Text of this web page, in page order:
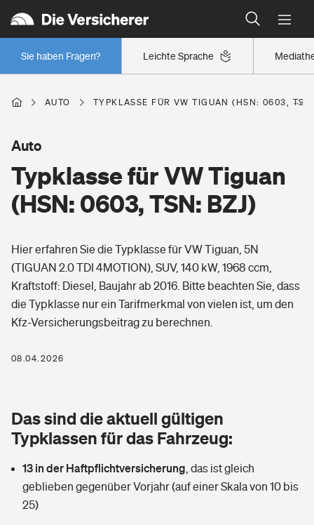
Leichte Sprache
Sie haben Fragen?
Wer versichert was: Jetzt Versicherer finden
Regionalklassen: So ist Ihre Region eingestuft
Wer versichert was: Jetzt Versicherer finden
Berufsunfähigkeitsversicherung
Erwerbsunfähigkeitsversicherung
Grundfähigkeitsversicherung
Arbeitsrechtsschutz
Berufshaftpflichtversicherung
Zur Übersicht
Tools
Wer versichert was: Jetzt Versicherer finden
Wohnen
Elementarversicherung
Glasversicherung
Mietkautionsversicherung
Freizeit
Pri­vate Haft­pflicht­
Kinderunfall­ver­si­che­rung
Kinderinvalidität
Gesundheit
Private Krankenversicherung
Dread-Disease-Versicherung
Tierkrankenversicherung
Zur Übersicht
AUTO TYPKLASSE FÜR VW TIGUAN (HSN: 0603,
Typklasse für VW Tiguan
(HSN: 0603, TSN: BZJ)
Auto
Hier erfahren Sie die Typklasse für VW Tiguan, 5N
(TIGUAN 2.0 TDI 4MOTION), SUV, 140 kW, 1968 ccm,
Kraftstoff: Diesel, Baujahr ab 2016. Bitte beachten Sie, dass
die Typklasse nur ein Tarifmerkmal von vielen ist, um den
Kfz-Versicherungsbeitrag zu berechnen.
08.04.2026
Das sind die aktuell gültigen
Typklassen für das Fahrzeug:
13 in der Haftpflichtversicherung das ist gleich
geblieben gegenüber Vorjahr (auf einer Skala von 10 bis
25)